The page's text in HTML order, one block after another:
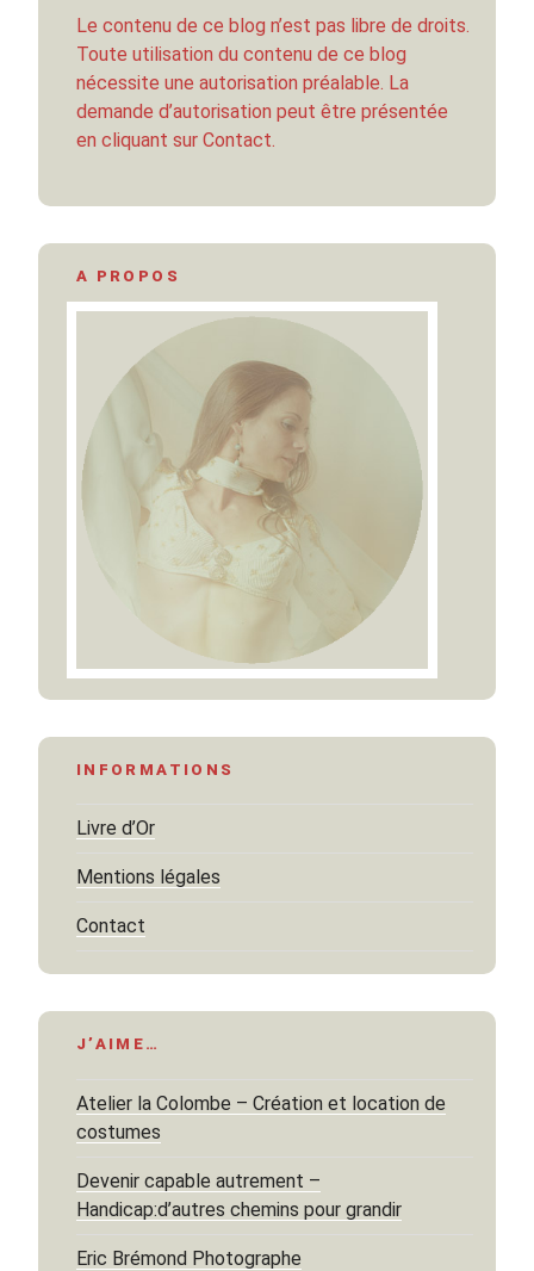
Le contenu de ce blog n’est pas libre de droits.
Toute utilisation du contenu de ce blog
nécessite une autorisation préalable. La
demande d’autorisation peut être présentée
en cliquant sur Contact.
A PROPOS
INFORMATIONS
Livre d’Or
Mentions légales
Contact
J’AIME…
Atelier la Colombe – Création et location de
costumes
Devenir capable autrement –
Handicap:d’autres chemins pour grandir
Eric Brémond Photographe